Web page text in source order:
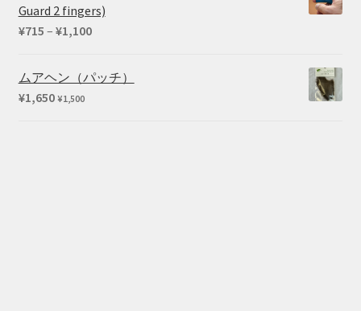
Guard 2 fingers)
¥715 – ¥1,100価
帯:
ムアヘン（パッチ）
¥1,650 ¥1,500